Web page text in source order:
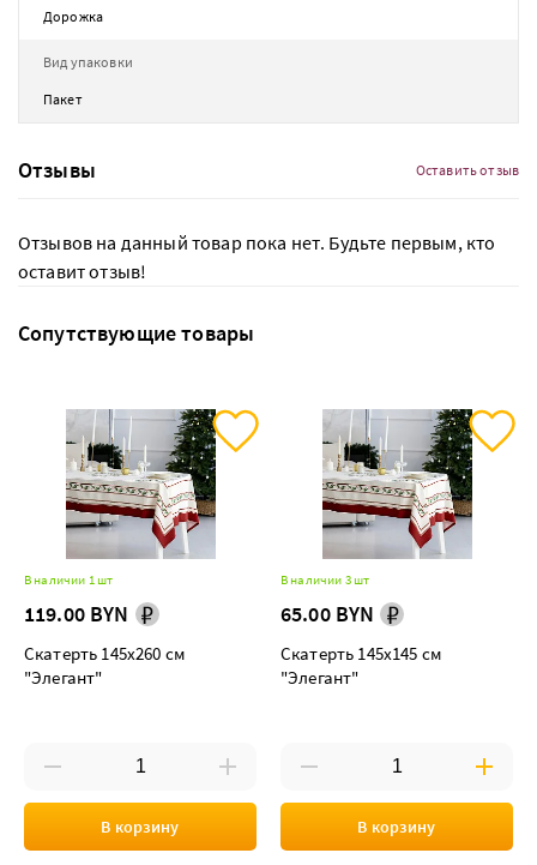
Дорожка
Вид упаковки
Пакет
Отзывы Оставить отзыв
Отзывов на данный товар пока нет. Будьте первым, кто
оставит отзыв!
Сопутствующие товары
В наличии 1 шт
119.00 BYN
Скатерть 145х260 см
"Элегант"
В корзину
В наличии 3 шт
65.00 BYN
Скатерть 145х145 см
"Элегант"
В корзину